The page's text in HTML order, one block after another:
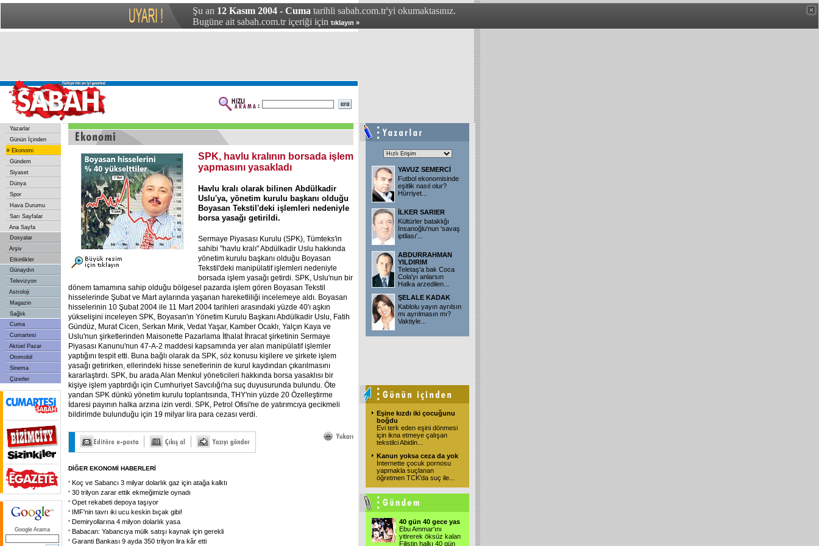
Şu an 12 Kasım 2004 - Cuma tarihli sabah.com.tr'yi okumaktasınız.
Bugüne ait sabah.com.tr içeriği için tıklayın »
Yazarlar
Günün İçinden
» Ekonomi
Gündem
Siyaset
Dünya
Spor
Hava Durumu
Sarı Sayfalar
Ana Sayfa
Dosyalar
Arşiv
Etkinlikler
Günaydın
Televizyon
Astroloji
Magazin
Sağlık
Cuma
Cumartesi
Aktüel Pazar
Otomobil
Sinema
Çizerler
Google Arama
SPK, havlu kralının borsada işlem
yapmasını yasakladı
Havlu kralı olarak bilinen Abdülkadir
Uslu'ya, yönetim kurulu başkanı olduğu
Boyasan Tekstil'deki işlemleri nedeniyle
borsa yasağı getirildi.
Sermaye Piyasası Kurulu (SPK), Tümteks'in
sahibi "havlu kralı" Abdülkadir Uslu hakkında
yönetim kurulu başkanı olduğu Boyasan
Tekstil'deki manipülatif işlemleri nedeniyle
borsada işlem yasağı getirdi. SPK, Uslu'nun bir
dönem tamamına sahip olduğu bölgesel pazarda işlem gören Boyasan Tekstil
hisselerinde Şubat ve Mart aylarında yaşanan hareketliliği incelemeye aldı. Boyasan
hisselerinin 10 Şubat 2004 ile 11 Mart 2004 tarihleri arasındaki yüzde 40'ı aşkın
yükselişini inceleyen SPK, Boyasan'ın Yönetim Kurulu Başkanı Abdülkadir Uslu, Fatih
Gündüz, Murat Cicen, Serkan Mırık, Vedat Yaşar, Kamber Ocaklı, Yalçın Kaya ve
Uslu'nun şirketlerinden Maisonette Pazarlama İthalat İhracat şirketinin Sermaye
Piyasası Kanunu'nun 47-A-2 maddesi kapsamında yer alan manipülatif işlemler
yaptığını tespit etti. Buna bağlı olarak da SPK, söz konusu kişilere ve şirkete işlem
yasağı getirirken, ellerindeki hisse senetlerinin de kurul kaydından çıkarılmasını
kararlaştırdı. SPK, bu arada Alan Menkul yöneticileri hakkında borsa yasaklısı bir
kişiye işlem yaptırdığı için Cumhuriyet Savcılığı'na suç duyusurunda bulundu. Öte
yandan SPK dünkü yönetim kurulu toplantısında, THY'nin yüzde 20 Özelleştirme
İdaresi payının halka arzına izin verdi. SPK, Petrol Ofisi'ne de yatırımcıya gecikmeli
bildirimde bulunduğu için 19 milyar lira para cezası verdi.
DİĞER EKONOMİ HABERLERİ
Koç ve Sabancı 3 milyar dolarlık gaz için atağa kalktı
30 trilyon zarar ettik ekmeğimizle oynadı
Opet rekabeti depoya taşıyor
IMF'nin tavrı iki ucu keskin bıçak gibi!
Demiryollarına 4 milyon dolarlık yasa
Babacan: Yabancıya mülk satışı kaynak için gerekli
Garanti Bankası 9 ayda 350 trilyon lira kâr etti
YAVUZ SEMERCİ
Futbol ekonomisinde
eşitlik nasıl olur?
Hürriyet
İLKER SARIER
Kültürler bataklığı
İnsanoğlu'nun 'savaş
iptilası'
ABDURRAHMAN
YILDIRIM
Teletaş'a bak Coca
Cola'yı anlarsın
Halka arzedilen
ŞELALE KADAK
Kablolu yayın ayrılsın
mı ayrılmasın mı?
Vaktiyle
Eşine kızdı iki çocuğunu
boğdu
Evi terk eden eşini dönmesi
için ikna etmeye çalışan
tekstilci Abidin
Kanun yoksa ceza da yok
İnternette çocuk pornosu
yapmakla suçlanan
öğretmen TCK'da suç ile
40 gün 40 gece yas
Ebu Ammar'ını
yitirerek öksüz kalan
Filistin halkı 40 gün